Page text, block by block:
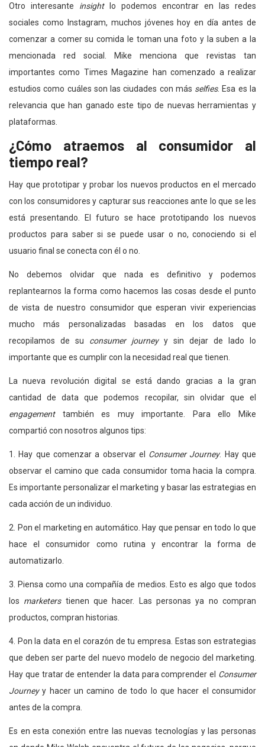
Otro interesante insightlo podemos encontrar en las redes
sociales como Instagram, muchos jóvenes hoy en día antes de
comenzar a comer su comida le toman una foto y la suben a la
mencionada red social. Mike menciona que revistas tan
importantes como Times Magazine han comenzado a realizar
estudios como cuáles son las ciudades con más selfies. Esa es la
relevancia que han ganado este tipo de nuevas herramientas y
plataformas.
¿Cómo atraemos al consumidor al
tiempo real?
Hay que prototipar y probar los nuevos productos en el mercado
con los consumidores y capturar sus reacciones ante lo que se les
está presentando. El futuro se hace prototipando los nuevos
productos para saber si se puede usar o no, conociendo si el
usuario final se conecta con él o no.
No debemos olvidar que nada es definitivo y podemos
replantearnos la forma como hacemos las cosas desde el punto
de vista de nuestro consumidor que esperan vivir experiencias
mucho más personalizadas basadas en los datos que
recopilamos de su consumer journeyy sin dejar de lado lo
importante que es cumplir con la necesidad real que tienen.
La nueva revolución digital se está dando gracias a la gran
cantidad de data que podemos recopilar, sin olvidar que el
engagementtambién es muy importante. Para ello Mike
compartió con nosotros algunos tips:
1. Hay que comenzar a observar el Consumer Journey. Hay que
observar el camino que cada consumidor toma hacia la compra.
Es importante personalizar el marketing y basar las estrategias en
cada acción de un individuo.
2. Pon el marketing en automático. Hay que pensar en todo lo que
hace el consumidor como rutina y encontrar la forma de
automatizarlo.
3. Piensa como una compañía de medios. Esto es algo que todos
los marketerstienen que hacer. Las personas ya no compran
productos, compran historias.
4. Pon la data en el corazón de tu empresa. Estas son estrategias
que deben ser parte del nuevo modelo de negocio del marketing.
Hay que tratar de entender la data para comprender el Consumer
Journeyy hacer un camino de todo lo que hacer el consumidor
antes de la compra.
Es en esta conexión entre las nuevas tecnologías y las personas